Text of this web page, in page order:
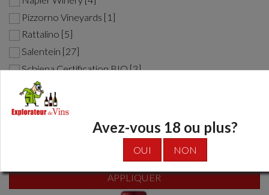
Pizzorno Vineyards [1]
Rattalino [5]
Salentein [27]
Schiena Certification BIO [3]
Terredirai [1]
Vicarius – Patricius [4]
William Cole Vineyards [6]
APPLIQUER
Avez-vous 18 ou plus?
OUI NON